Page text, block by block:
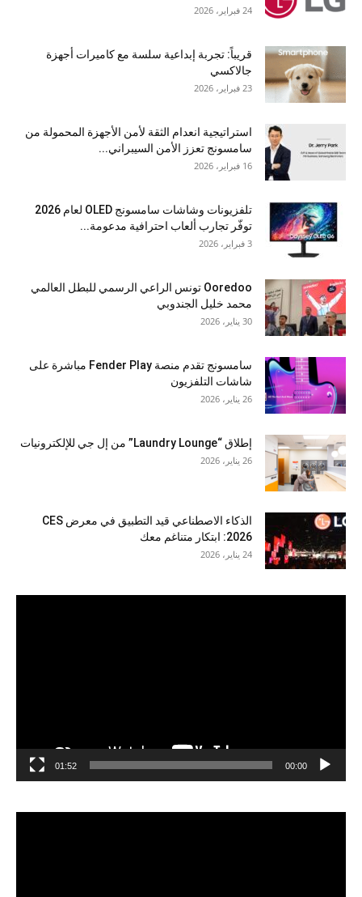
24 فبراير، 2026
قريباً: تجربة إبداعية سلسة مع كاميرات أجهزة
جالاكسي
23 فبراير، 2026
استراتيجية انعدام الثقة لأمن الأجهزة المحمولة من
سامسونج تعزز الأمن السيبراني...
16 فبراير، 2026
تلفزيونات وشاشات سامسونج OLED لعام 2026
توفّر تجارب ألعاب احترافية مدعومة...
3 فبراير، 2026
Ooredoo تونس الراعي الرسمي للبطل العالمي
محمد خليل الجندوبي
30 يناير، 2026
سامسونج تقدم منصة Fender Play مباشرة على
شاشات التلفزيون
26 يناير، 2026
إطلاق “Laundry Lounge” من إل جي للإلكترونيات
26 يناير، 2026
الذكاء الاصطناعي قيد التطبيق في معرض CES
2026: ابتكار متناغم معك
24 يناير، 2026
00:00
01:52